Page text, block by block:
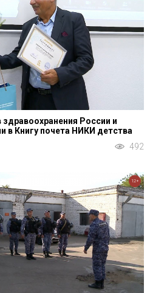
России и
в Книгу почета НИКИ детства
492
12+